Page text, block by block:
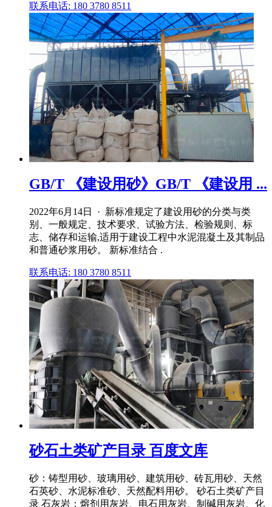
联系电话: 180 3780 8511
GB/T 《建设用砂》GB/T 《建设用 ...
2022年6月14日 · 新标准规定了建设用砂的分类与类
别、一般规定、技术要求、试验方法、检验规则、标
志、储存和运输,适用于建设工程中水泥混凝土及其制品
和普通砂浆用砂。 新标准结合 .
联系电话: 180 3780 8511
砂石土类矿产目录 百度文库
砂：铸型用砂、玻璃用砂、建筑用砂、砖瓦用砂、天然
石英砂、水泥标准砂、天然配料用砂。 砂石土类矿产目
录 石灰岩：熔剂用灰岩、电石用灰岩、制碱用灰岩、化